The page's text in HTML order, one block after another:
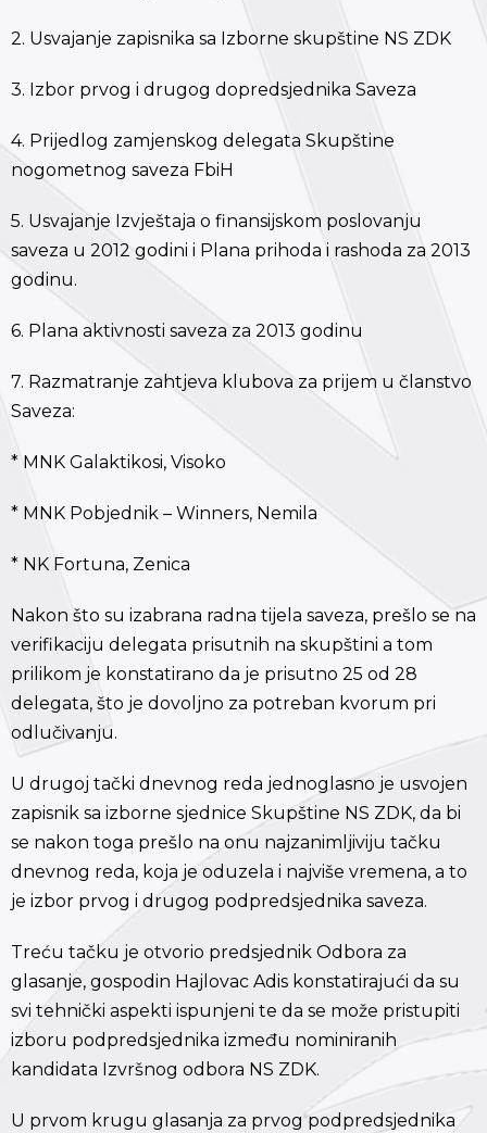
2. Usvajanje zapisnika sa Izborne skupštine NS ZDK
3. Izbor prvog i drugog dopredsjednika Saveza
4. Prijedlog zamjenskog delegata Skupštine
nogometnog saveza FbiH
5. Usvajanje Izvještaja o finansijskom poslovanju
saveza u 2012 godini i Plana prihoda i rashoda za 2013
godinu.
6. Plana aktivnosti saveza za 2013 godinu
7. Razmatranje zahtjeva klubova za prijem u članstvo
Saveza:
* MNK Galaktikosi, Visoko
* MNK Pobjednik – Winners, Nemila
* NK Fortuna, Zenica
Nakon što su izabrana radna tijela saveza, prešlo se na
verifikaciju delegata prisutnih na skupštini a tom
prilikom je konstatirano da je prisutno 25 od 28
delegata, što je dovoljno za potreban kvorum pri
odlučivanju.
U drugoj tački dnevnog reda jednoglasno je usvojen
zapisnik sa izborne sjednice Skupštine NS ZDK, da bi
se nakon toga prešlo na onu najzanimljiviju tačku
dnevnog reda, koja je oduzela i najviše vremena, a to
je izbor prvog i drugog podpredsjednika saveza.
Treću tačku je otvorio predsjednik Odbora za
glasanje, gospodin Hajlovac Adis konstatirajući da su
svi tehnički aspekti ispunjeni te da se može pristupiti
izboru podpredsjednika između nominiranih
kandidata Izvršnog odbora NS ZDK.
U prvom krugu glasanja za prvog podpredsjednika